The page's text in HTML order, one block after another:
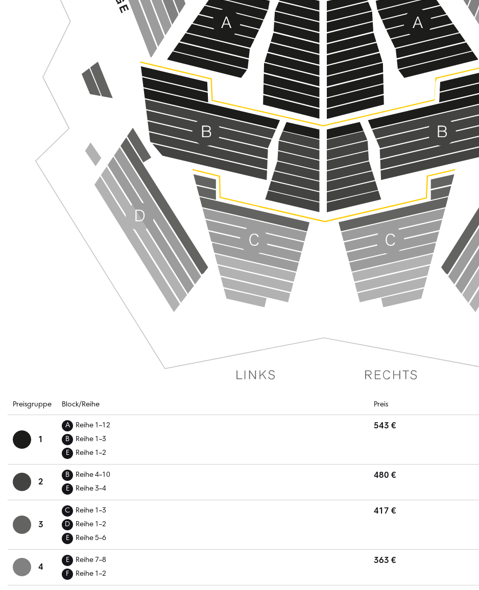
Preisgruppe Block/Reihe Preis
1
A
Reihe 1–12
B
Reihe 1–3
E
Reihe 1–2
543 €
2
B
Reihe 4–10
E
Reihe 3–4
480 €
3
C
Reihe 1–3
D
Reihe 1–2
E
Reihe 5–6
417 €
4
E
Reihe 7–8
F
Reihe 1–2
363 €